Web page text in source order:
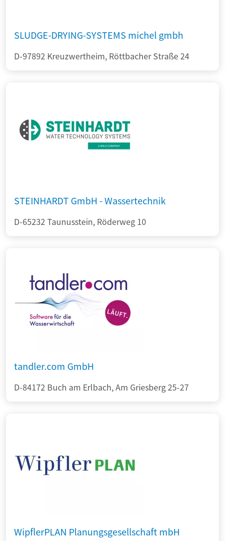
SLUDGE-DRYING-SYSTEMS michel gmbh
D-97892 Kreuzwertheim, Röttbacher Straße 24
STEINHARDT GmbH - Wassertechnik
D-65232 Taunusstein, Röderweg 10
tandler.com GmbH
D-84172 Buch am Erlbach, Am Griesberg 25-27
WipflerPLAN Planungsgesellschaft mbH